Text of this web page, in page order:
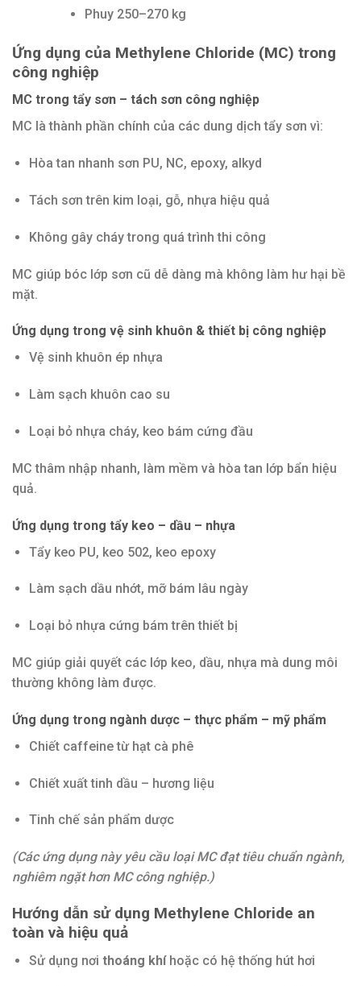
Phuy 250–270 kg
Ứng dụng của Methylene Chloride (MC) trong
công nghiệp
MC trong tẩy sơn – tách sơn công nghiệp
MC là thành phần chính của các dung dịch tẩy sơn vì:
Hòa tan nhanh sơn PU, NC, epoxy, alkyd
Tách sơn trên kim loại, gỗ, nhựa hiệu quả
Không gây cháy trong quá trình thi công
MC giúp bóc lớp sơn cũ dễ dàng mà không làm hư hại bề
mặt.
Ứng dụng trong vệ sinh khuôn & thiết bị công nghiệp
Vệ sinh khuôn ép nhựa
Làm sạch khuôn cao su
Loại bỏ nhựa cháy, keo bám cứng đầu
MC thâm nhập nhanh, làm mềm và hòa tan lớp bẩn hiệu
quả.
Ứng dụng trong tẩy keo – dầu – nhựa
Tẩy keo PU, keo 502, keo epoxy
Làm sạch dầu nhớt, mỡ bám lâu ngày
Loại bỏ nhựa cứng bám trên thiết bị
MC giúp giải quyết các lớp keo, dầu, nhựa mà dung môi
thường không làm được.
Ứng dụng trong ngành dược – thực phẩm – mỹ phẩm
Chiết caffeine từ hạt cà phê
Chiết xuất tinh dầu – hương liệu
Tinh chế sản phẩm dược
(Các ứng dụng này yêu cầu loại MC đạt tiêu chuẩn ngành,
nghiêm ngặt hơn MC công nghiệp.)
Hướng dẫn sử dụng Methylene Chloride an
toàn và hiệu quả
Sử dụng nơi thoáng khíhoặc có hệ thống hút hơi